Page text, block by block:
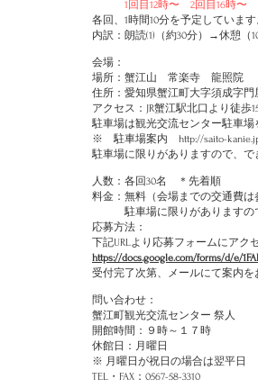
1回目12時〜 2回目16時〜
各回、1時間10分を予定しています
内訳：朗読(1)（約30分）→休憩（
会場：
場所：蟹江山 常楽寺 龍照院
住所：愛知県蟹江町大字須成字門
アクセス：JR蟹江駅北口より徒歩
駐車場は観光交流センター駐車場
※ 駐車場案内 http://saito-
駐車場に限りがありますので、
人数：各回30名 ＊先着順
料金：無料（会場までの交通費は
駐車場に限りがありますので
応募方法：
下記URLより応募フォームにアク
https://docs.google.com/forms/d/e/
受付完了次第、メールにて案内を
問い合わせ：
蟹江町観光交流センター 祭人
開館時間：９時～１７時
休館日：月曜日
※ 月曜日が祝日の場合は翌平日
TEL・FAX：0567-58-3310